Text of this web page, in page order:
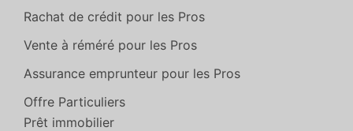
Rachat de crédit pour les Pros
Vente à réméré pour les Pros
Assurance emprunteur pour les Pros
Offre Particuliers
Prêt immobilier